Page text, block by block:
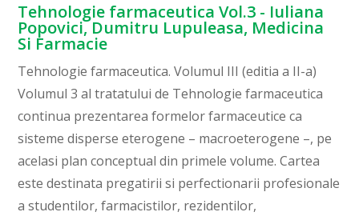
Tehnologie farmaceutica Vol.3 - Iuliana
Popovici, Dumitru Lupuleasa, Medicina
Si Farmacie
Tehnologie farmaceutica. Volumul III (editia a II-a)
Volumul 3 al tratatului de Tehnologie farmaceutica
continua prezentarea formelor farmaceutice ca
sisteme disperse eterogene – macroeterogene –, pe
acelasi plan conceptual din primele volume. Cartea
este destinata pregatirii si perfectionarii profesionale
a studentilor, farmacistilor, rezidentilor,